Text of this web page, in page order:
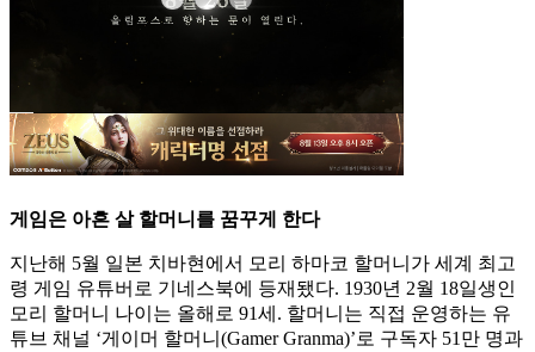
게임은 아흔 살 할머니를 꿈꾸게 한다
지난해 5월 일본 치바현에서 모리 하마코 할머니가 세계 최고
령 게임 유튜버로 기네스북에 등재됐다. 1930년 2월 18일생인
모리 할머니 나이는 올해로 91세. 할머니는 직접 운영하는 유
튜브 채널 ‘게이머 할머니(Gamer Granma)’로 구독자 51만 명과